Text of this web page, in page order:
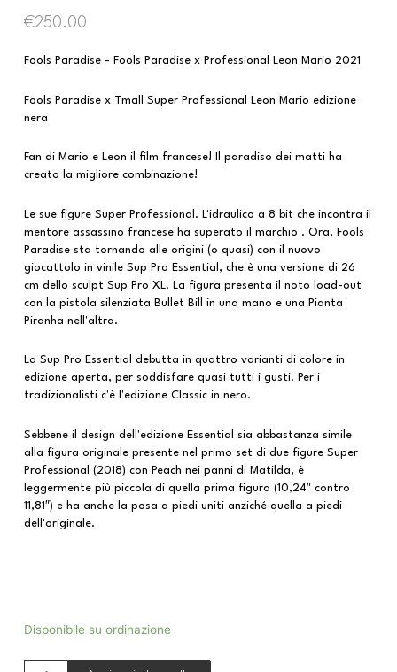
€250.00
Fools Paradise - Fools Paradise x Professional Leon Mario 2021
Fools Paradise x Tmall Super Professional Leon Mario edizione
nera
Fan di Mario e Leon il film francese! Il paradiso dei matti ha
creato la migliore combinazione!
Le sue figure Super Professional. L'idraulico a 8 bit che incontra il
mentore assassino francese ha superato il marchio . Ora, Fools
Paradise sta tornando alle origini (o quasi) con il nuovo
giocattolo in vinile Sup Pro Essential, che è una versione di 26
cm dello sculpt Sup Pro XL. La figura presenta il noto load-out
con la pistola silenziata Bullet Bill in una mano e una Pianta
Piranha nell'altra.
La Sup Pro Essential debutta in quattro varianti di colore in
edizione aperta, per soddisfare quasi tutti i gusti. Per i
tradizionalisti c'è l'edizione Classic in nero.
Sebbene il design dell'edizione Essential sia abbastanza simile
alla figura originale presente nel primo set di due figure Super
Professional (2018) con Peach nei panni di Matilda, è
leggermente più piccola di quella prima figura (10,24″ contro
11,81″) e ha anche la posa a piedi uniti anziché quella a piedi
dell'originale.
Disponibile su ordinazione